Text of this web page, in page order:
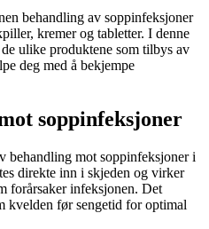
behandling av soppinfeksjoner
kremer og tabletter. I denne
ulike produktene som tilbys av
deg med å bekjempe
soppinfeksjoner
behandling mot soppinfeksjoner i
direkte inn i skjeden og virker
forårsaker infeksjonen. Det
kvelden før sengetid for optimal